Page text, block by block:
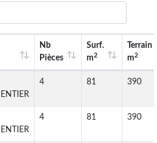
Nb
Pièces
Surf.
m2
Terrain
m2
4 81 390
4 81 390